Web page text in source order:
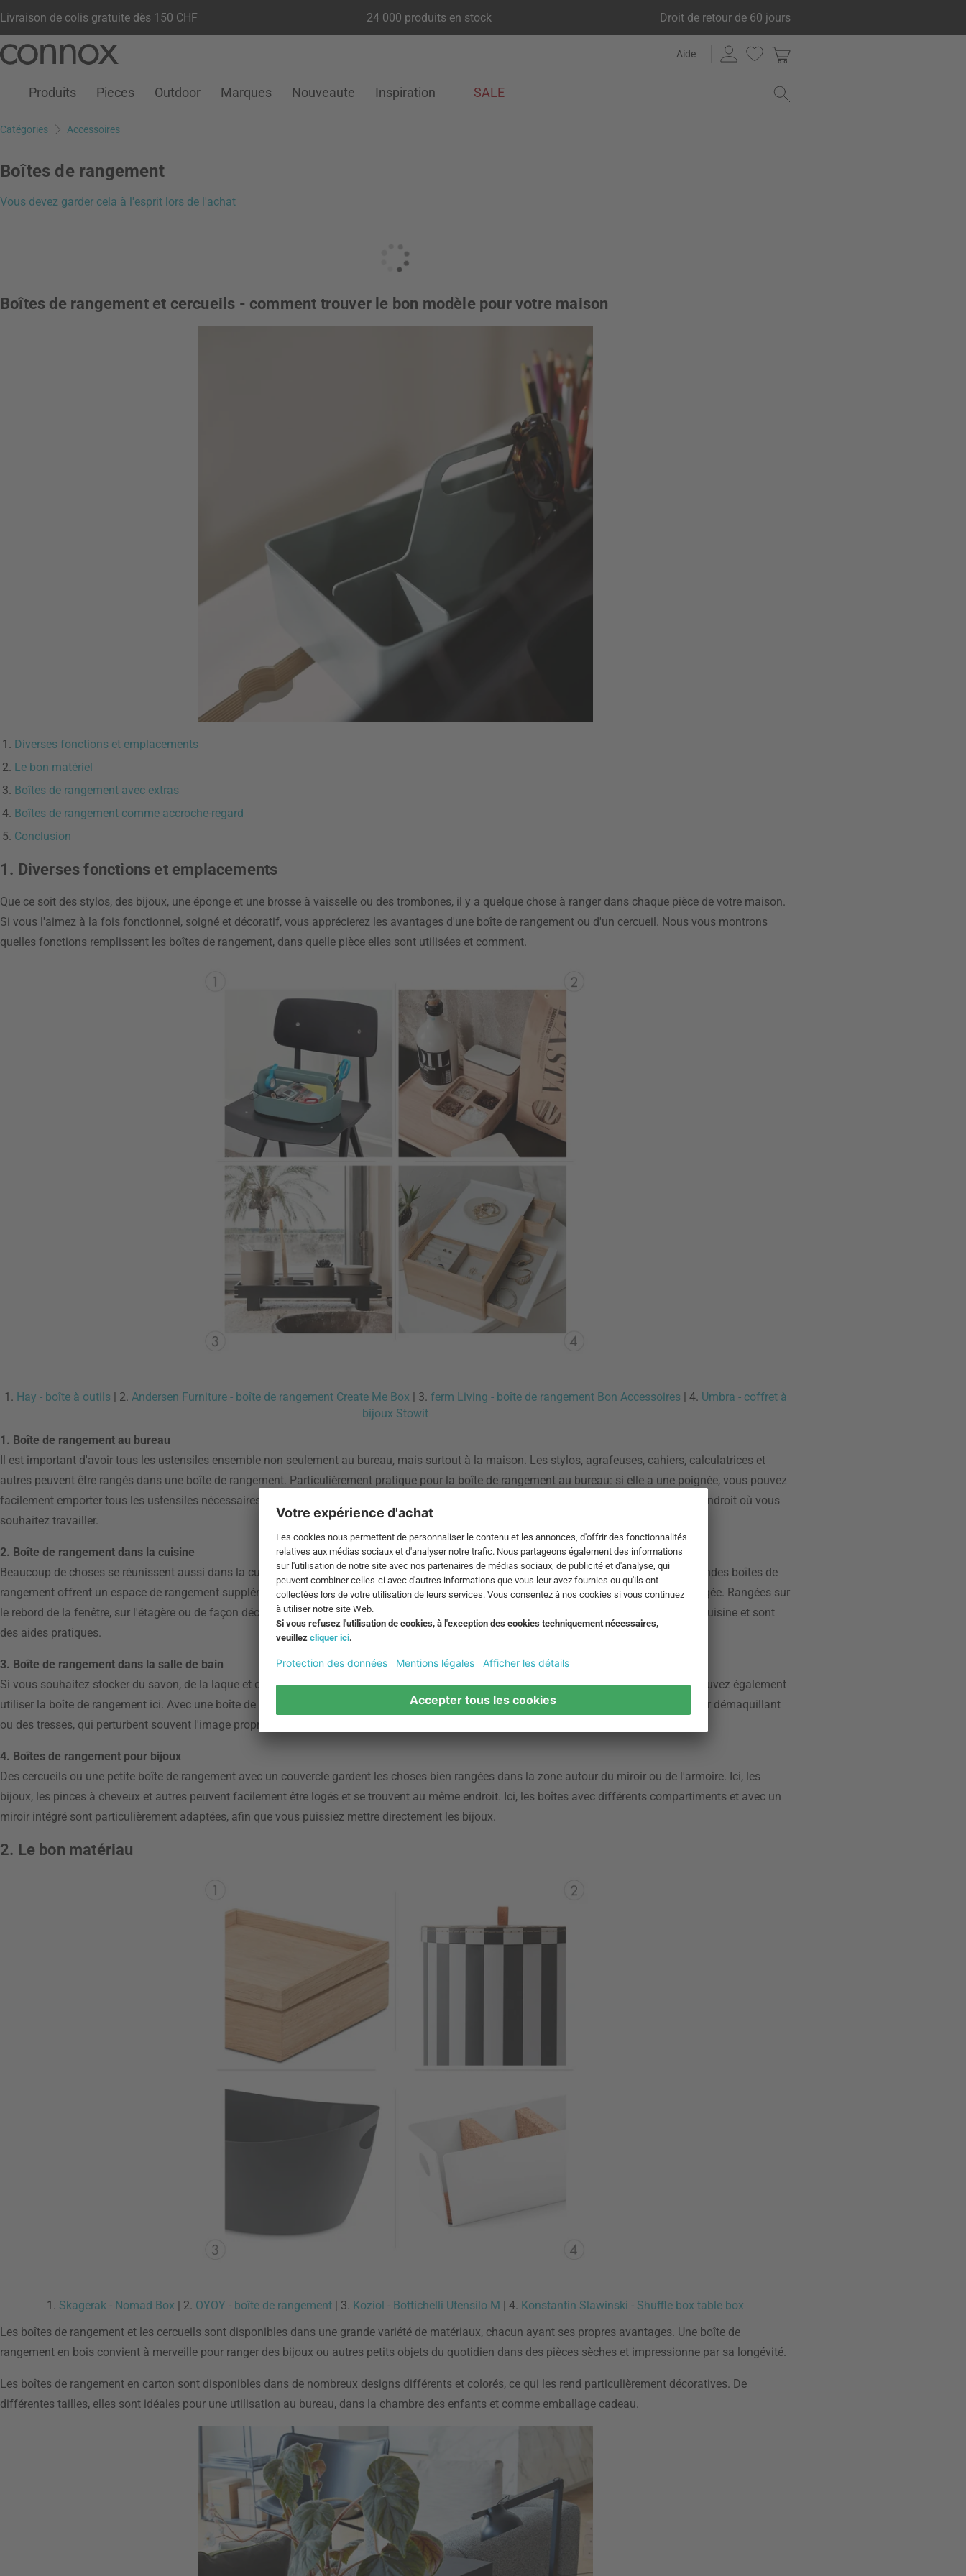
Livraison de colis gratuite dès 150 CHF 24 000 produits en stock Droit de retour de 60 jours
contenu
Aide
Votre compteListe de souhaits
Warenkorb
Produits Pieces Outdoor Marques Nouveaute Inspiration SALE
Catégories Accessoires
Boîtes de rangement
Vous devez garder cela à l'esprit lors de l'achat
Boîtes de rangement et cercueils - comment trouver le bon modèle pour votre maison
Diverses fonctions et emplacements
Le bon matériel
Boîtes de rangement avec extras
Boîtes de rangement comme accroche-regard
Conclusion
1. Diverses fonctions et emplacements
Que ce soit des stylos, des bijoux, une éponge et une brosse à vaisselle ou des trombones, il y a quelque chose à ranger dans chaque pièce de votre maison.
Si vous l'aimez à la fois fonctionnel, soigné et décoratif, vous apprécierez les avantages d'une boîte de rangement ou d'un cercueil. Nous vous montrons
quelles fonctions remplissent les boîtes de rangement, dans quelle pièce elles sont utilisées et comment.
1. Hay - boîte à outils| 2. Andersen Furniture - boîte de rangement Create Me Box | 3. ferm Living - boîte de rangement Bon Accessoires| 4. Umbra - coffret à
bijoux Stowit
1. Boîte de rangement au bureau
Il est important d'avoir tous les ustensiles ensemble non seulement au bureau, mais surtout à la maison. Les stylos, agrafeuses, cahiers, calculatrices et
autres peuvent être rangés dans une boîte de rangement. Particulièrement pratique pour la boîte de rangement au bureau: si elle a une poignée, vous pouvez
facilement emporter tous les ustensiles nécessaires avec vous du bureau à la table de la cuisine en passant par la salle de réunion - selon l'endroit où vous
souhaitez travailler.
2. Boîte de rangement dans la cuisine
Beaucoup de choses se réunissent aussi dans la cuisine - éponges, liquide vaisselle, épices, ciseaux, couverts et bien plus encore. Ici, les grandes boîtes de
rangement offrent un espace de rangement supplémentaire qui garde tout ce qui est important à portée de main et garde la cuisine bien rangée. Rangées sur
le rebord de la fenêtre, sur l'étagère ou de façon décorative sur la table - les boîtes de rangement peuvent être trouvées n'importe où dans la cuisine et sont
des aides pratiques.
3. Boîte de rangement dans la salle de bain
Si vous souhaitez stocker du savon, de la laque et d'autres produits cosmétiques dans la salle de bain de manière élégante et claire, vous pouvez également
utiliser la boîte de rangement ici. Avec une boîte de rangement avec couvercle, des articles tels que des cotons-tiges, des mouchoirs en papier démaquillant
ou des tresses, qui perturbent souvent l'image propre dans la salle de bain, peuvent être cachés.
4. Boîtes de rangement pour bijoux
Des cercueils ou une petite boîte de rangement avec un couvercle gardent les choses bien rangées dans la zone autour du miroir ou de l'armoire. Ici, les
bijoux, les pinces à cheveux et autres peuvent facilement être logés et se trouvent au même endroit. Ici, les boîtes avec différents compartiments et avec un
miroir intégré sont particulièrement adaptées, afin que vous puissiez mettre directement les bijoux.
2. Le bon matériau
1. Skagerak - Nomad Box | 2. OYOY - boîte de rangement | 3. Koziol - Bottichelli Utensilo M | 4. Konstantin Slawinski - Shuffle box table box
Les boîtes de rangement et les cercueils sont disponibles dans une grande variété de matériaux, chacun ayant ses propres avantages. Une boîte de
rangement en bois convient à merveille pour ranger des bijoux ou autres petits objets du quotidien dans des pièces sèches et impressionne par sa longévité.
Les boîtes de rangement en carton sont disponibles dans de nombreux designs différents et colorés, ce qui les rend particulièrement décoratives. De
différentes tailles, elles sont idéales pour une utilisation au bureau, dans la chambre des enfants et comme emballage cadeau.